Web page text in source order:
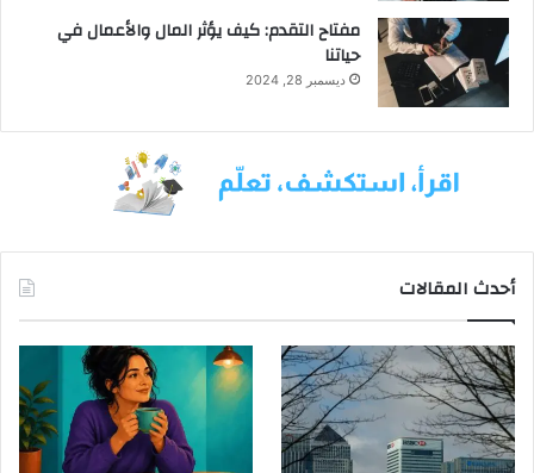
مفتاح التقدم: كيف يؤثر المال والأعمال في
حياتنا
ديسمبر 28, 2024
أحدث المقالات